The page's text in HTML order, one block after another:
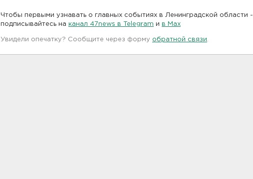
Чтобы первыми узнавать о главных событиях в Ленинградской области -
подписывайтесь на канал 47news в Telegram и в Maх
Увидели опечатку? Сообщите через форму обратной связи